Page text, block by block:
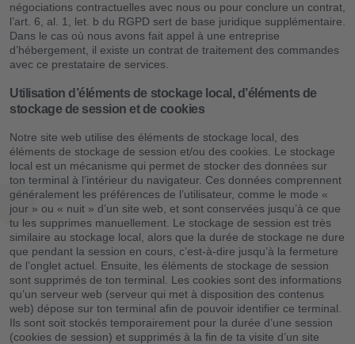
négociations contractuelles avec nous ou pour conclure un contrat,
l’art. 6, al. 1, let. b du RGPD sert de base juridique supplémentaire.
Dans le cas où nous avons fait appel à une entreprise
d’hébergement, il existe un contrat de traitement des commandes
avec ce prestataire de services.
Utilisation d’éléments de stockage local, d’éléments de
stockage de session et de cookies
Notre site web utilise des éléments de stockage local, des
éléments de stockage de session et/ou des cookies. Le stockage
local est un mécanisme qui permet de stocker des données sur
ton terminal à l’intérieur du navigateur. Ces données comprennent
généralement les préférences de l’utilisateur, comme le mode «
jour » ou « nuit » d’un site web, et sont conservées jusqu’à ce que
tu les supprimes manuellement. Le stockage de session est très
similaire au stockage local, alors que la durée de stockage ne dure
que pendant la session en cours, c’est-à-dire jusqu’à la fermeture
de l’onglet actuel. Ensuite, les éléments de stockage de session
sont supprimés de ton terminal. Les cookies sont des informations
qu’un serveur web (serveur qui met à disposition des contenus
web) dépose sur ton terminal afin de pouvoir identifier ce terminal.
Ils sont soit stockés temporairement pour la durée d’une session
(cookies de session) et supprimés à la fin de ta visite d’un site